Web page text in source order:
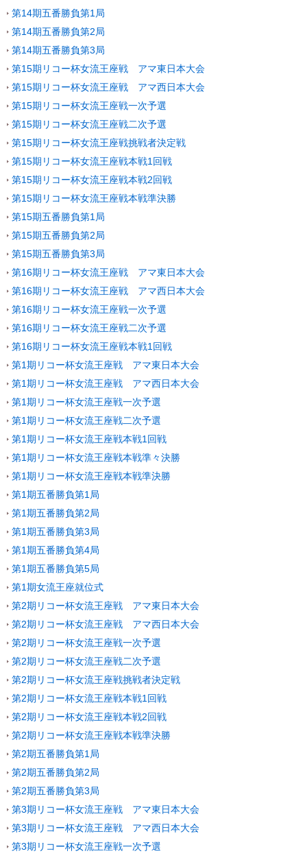
第14期五番勝負第1局
第14期五番勝負第2局
第14期五番勝負第3局
第15期リコー杯女流王座戦 アマ東日本大会
第15期リコー杯女流王座戦 アマ西日本大会
第15期リコー杯女流王座戦一次予選
第15期リコー杯女流王座戦二次予選
第15期リコー杯女流王座戦挑戦者決定戦
第15期リコー杯女流王座戦本戦1回戦
第15期リコー杯女流王座戦本戦2回戦
第15期リコー杯女流王座戦本戦準決勝
第15期五番勝負第1局
第15期五番勝負第2局
第15期五番勝負第3局
第16期リコー杯女流王座戦 アマ東日本大会
第16期リコー杯女流王座戦 アマ西日本大会
第16期リコー杯女流王座戦一次予選
第16期リコー杯女流王座戦二次予選
第16期リコー杯女流王座戦本戦1回戦
第1期リコー杯女流王座戦 アマ東日本大会
第1期リコー杯女流王座戦 アマ西日本大会
第1期リコー杯女流王座戦一次予選
第1期リコー杯女流王座戦二次予選
第1期リコー杯女流王座戦本戦1回戦
第1期リコー杯女流王座戦本戦準々決勝
第1期リコー杯女流王座戦本戦準決勝
第1期五番勝負第1局
第1期五番勝負第2局
第1期五番勝負第3局
第1期五番勝負第4局
第1期五番勝負第5局
第1期女流王座就位式
第2期リコー杯女流王座戦 アマ東日本大会
第2期リコー杯女流王座戦 アマ西日本大会
第2期リコー杯女流王座戦一次予選
第2期リコー杯女流王座戦二次予選
第2期リコー杯女流王座戦挑戦者決定戦
第2期リコー杯女流王座戦本戦1回戦
第2期リコー杯女流王座戦本戦2回戦
第2期リコー杯女流王座戦本戦準決勝
第2期五番勝負第1局
第2期五番勝負第2局
第2期五番勝負第3局
第3期リコー杯女流王座戦 アマ東日本大会
第3期リコー杯女流王座戦 アマ西日本大会
第3期リコー杯女流王座戦一次予選